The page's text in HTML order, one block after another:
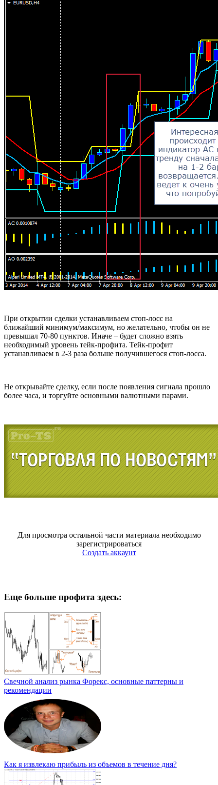
При открытии сделки устанавливаем стоп-лосс на
ближайший минимум/максимум, но желательно, чтобы он не
превышал 70-80 пунктов. Иначе – будет сложно взять
необходимый уровень тейк-профита. Тейк-профит
устанавливаем в 2-3 раза больше получившегося стоп-лосса.
Не открывайте сделку, если после появления сигнала прошло
более часа, и торгуйте основными валютными парами.
Для просмотра остальной части материала необходимо
зарегистрироваться
Создать аккаунт
Еще больше профита здесь:
Свечной анализ рынка Форекс, основные паттерны и
рекомендации
Как я извлекаю прибыль из объемов в течение дня?